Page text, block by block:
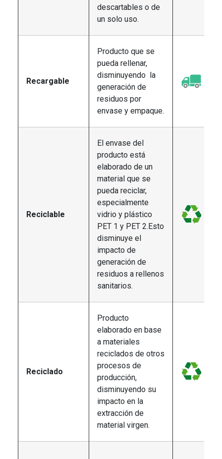
descartables o de
un solo uso.
Recargable
Producto que se
pueda rellenar,
disminuyendo la
generación de
residuos por
envase y empaque.
Reciclable
El envase del
producto está
elaborado de un
material que se
pueda reciclar,
especialmente
vidrio y plástico
PET 1 y PET 2.Esto
disminuye el
impacto de
generación de
residuos a rellenos
sanitarios.
Reciclado
Producto
elaborado en base
a materiales
reciclados de otros
procesos de
producción,
disminuyendo su
impacto en la
extracción de
material virgen.